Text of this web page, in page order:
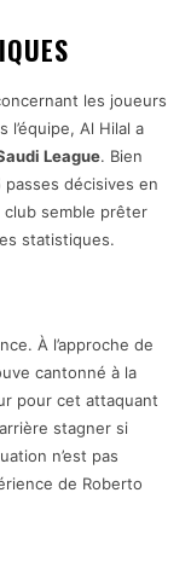
les joueurs
Al Hilal a
League. Bien
décisives en
club semble prêter
statistiques.
À l’approche de
cantonné à la
pour cet attaquant
stagner si
n’est pas
de Roberto